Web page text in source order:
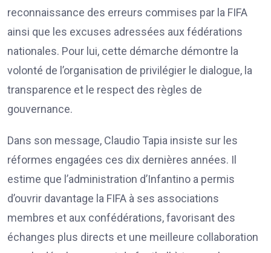
reconnaissance des erreurs commises par la FIFA
ainsi que les excuses adressées aux fédérations
nationales. Pour lui, cette démarche démontre la
volonté de l’organisation de privilégier le dialogue, la
transparence et le respect des règles de
gouvernance.
Dans son message, Claudio Tapia insiste sur les
réformes engagées ces dix dernières années. Il
estime que l’administration d’Infantino a permis
d’ouvrir davantage la FIFA à ses associations
membres et aux confédérations, favorisant des
échanges plus directs et une meilleure collaboration